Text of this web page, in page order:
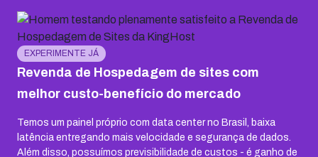
EXPERIMENTE JÁ
Revenda de Hospedagem de sites com
melhor custo-benefício do mercado
Temos um painel próprio com data center no Brasil, baixa
latência entregando mais velocidade e segurança de dados.
Além disso, possuímos previsibilidade de custos - é ganho de